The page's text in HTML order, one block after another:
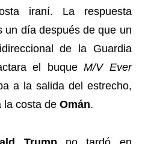
iraní. La respuesta
un día después de que un
de la Guardia
el buqueM/V Ever
a la salida del estrecho,
la costa deOmán.